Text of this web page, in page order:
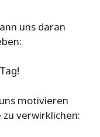
uns daran
motivieren
verwirklichen: